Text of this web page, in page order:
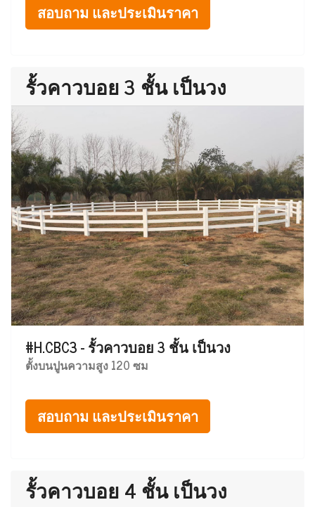
สอบถาม และประเมินราคา
รั้วคาวบอย 3 ชั้น เป็นวง
#H.CBC3 - รั้วคาวบอย 3 ชั้น เป็นวง
ตั้งบนปูนความสูง 120 ซม
สอบถาม และประเมินราคา
รั้วคาวบอย 4 ชั้น เป็นวง